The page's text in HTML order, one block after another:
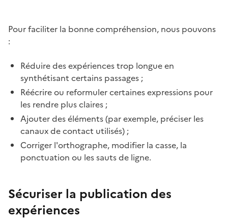
Pour faciliter la bonne compréhension, nous pouvons
:
Réduire des expériences trop longue en
synthétisant certains passages ;
Réécrire ou reformuler certaines expressions pour
les rendre plus claires ;
Ajouter des éléments (par exemple, préciser les
canaux de contact utilisés) ;
Corriger l'orthographe, modifier la casse, la
ponctuation ou les sauts de ligne.
Sécuriser la publication des
expériences